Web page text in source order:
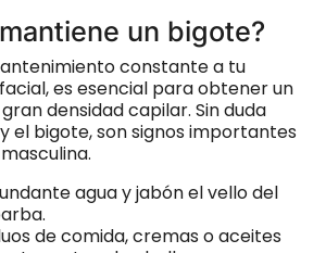
un bigote?
constante a tu
es esencial para obtener un
densidad capilar. Sin duda
el bigote, son signos importantes
agua y jabón el vello del
de comida, cremas o aceites